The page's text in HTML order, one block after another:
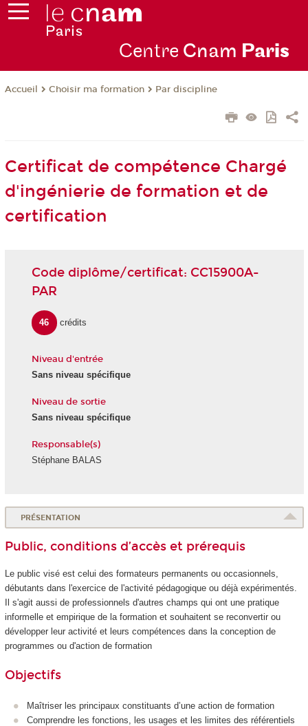
Centre Cnam Paris
Accueil Choisir ma formation Par discipline
Certificat de compétence Chargé
d'ingénierie de formation et de
certification
Code diplôme/certificat: CC15900A-
PAR
46 crédits
Niveau d'entrée
Sans niveau spécifique
Niveau de sortie
Sans niveau spécifique
Responsable(s)
Stéphane BALAS
PRÉSENTATION
Public, conditions d’accès et prérequis
Le public visé est celui des formateurs permanents ou occasionnels,
débutants dans l'exercice de l'activité pédagogique ou déjà expérimentés.
Il s'agit aussi de professionnels d'autres champs qui ont une pratique
informelle et empirique de la formation et souhaitent se reconvertir ou
développer leur activité et leurs compétences dans la conception de
programmes ou d'action de formation
Objectifs
Maîtriser les principaux constituants d’une action de formation
Comprendre les fonctions, les usages et les limites des référentiels